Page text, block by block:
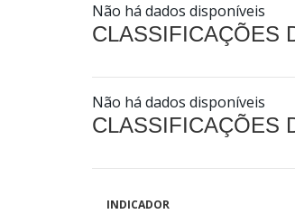
Não há dados disponíveis
CLASSIFICAÇÕES
Não há dados disponíveis
CLASSIFICAÇÕES
INDICADOR